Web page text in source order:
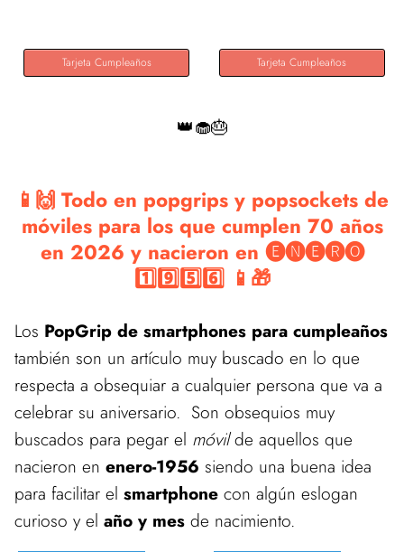
Tarjeta Cumpleaños Tarjeta Cumpleaños
👑🧁🎂
📱🙌 Todo en popgrips y popsockets de
móviles para los que cumplen 70 años
en 2026 y nacieron en 🅔🅝🅔🅡🅞
1️⃣9️⃣5️⃣6️⃣ 📱🎁
Los PopGrip de smartphones para cumpleaños
también son un artículo muy buscado en lo que
respecta a obsequiar a cualquier persona que va a
celebrar su aniversario. Son obsequios muy
buscados para pegar el móvilde aquellos que
nacieron en enero-1956 siendo una buena idea
para facilitar el smartphone con algún eslogan
curioso y el año y mes de nacimiento.